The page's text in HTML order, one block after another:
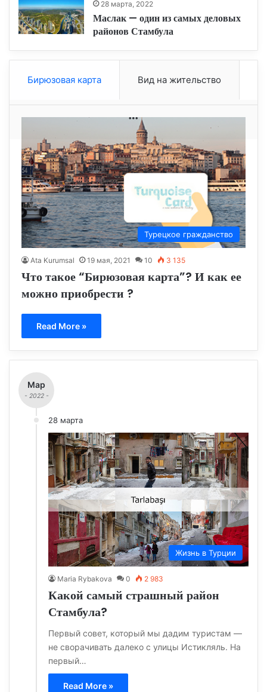
28 марта, 2022
Маслак — один из самых деловых
районов Стамбула
Бирюзовая карта Вид на жительство
More
Турецкое гражданство
Ata Kurumsal 19 мая, 2021 10 3 135
Что такое “Бирюзовая карта”? И как ее
можно приобрести ?
Read More »
Мар
- 2022 -
28 марта
Жизнь в Турции
Maria Rybakova 0 2 983
Какой самый страшный район
Стамбула?
Первый совет, который мы дадим туристам —
не сворачивать далеко с улицы Истикляль. На
первый…
Read More »